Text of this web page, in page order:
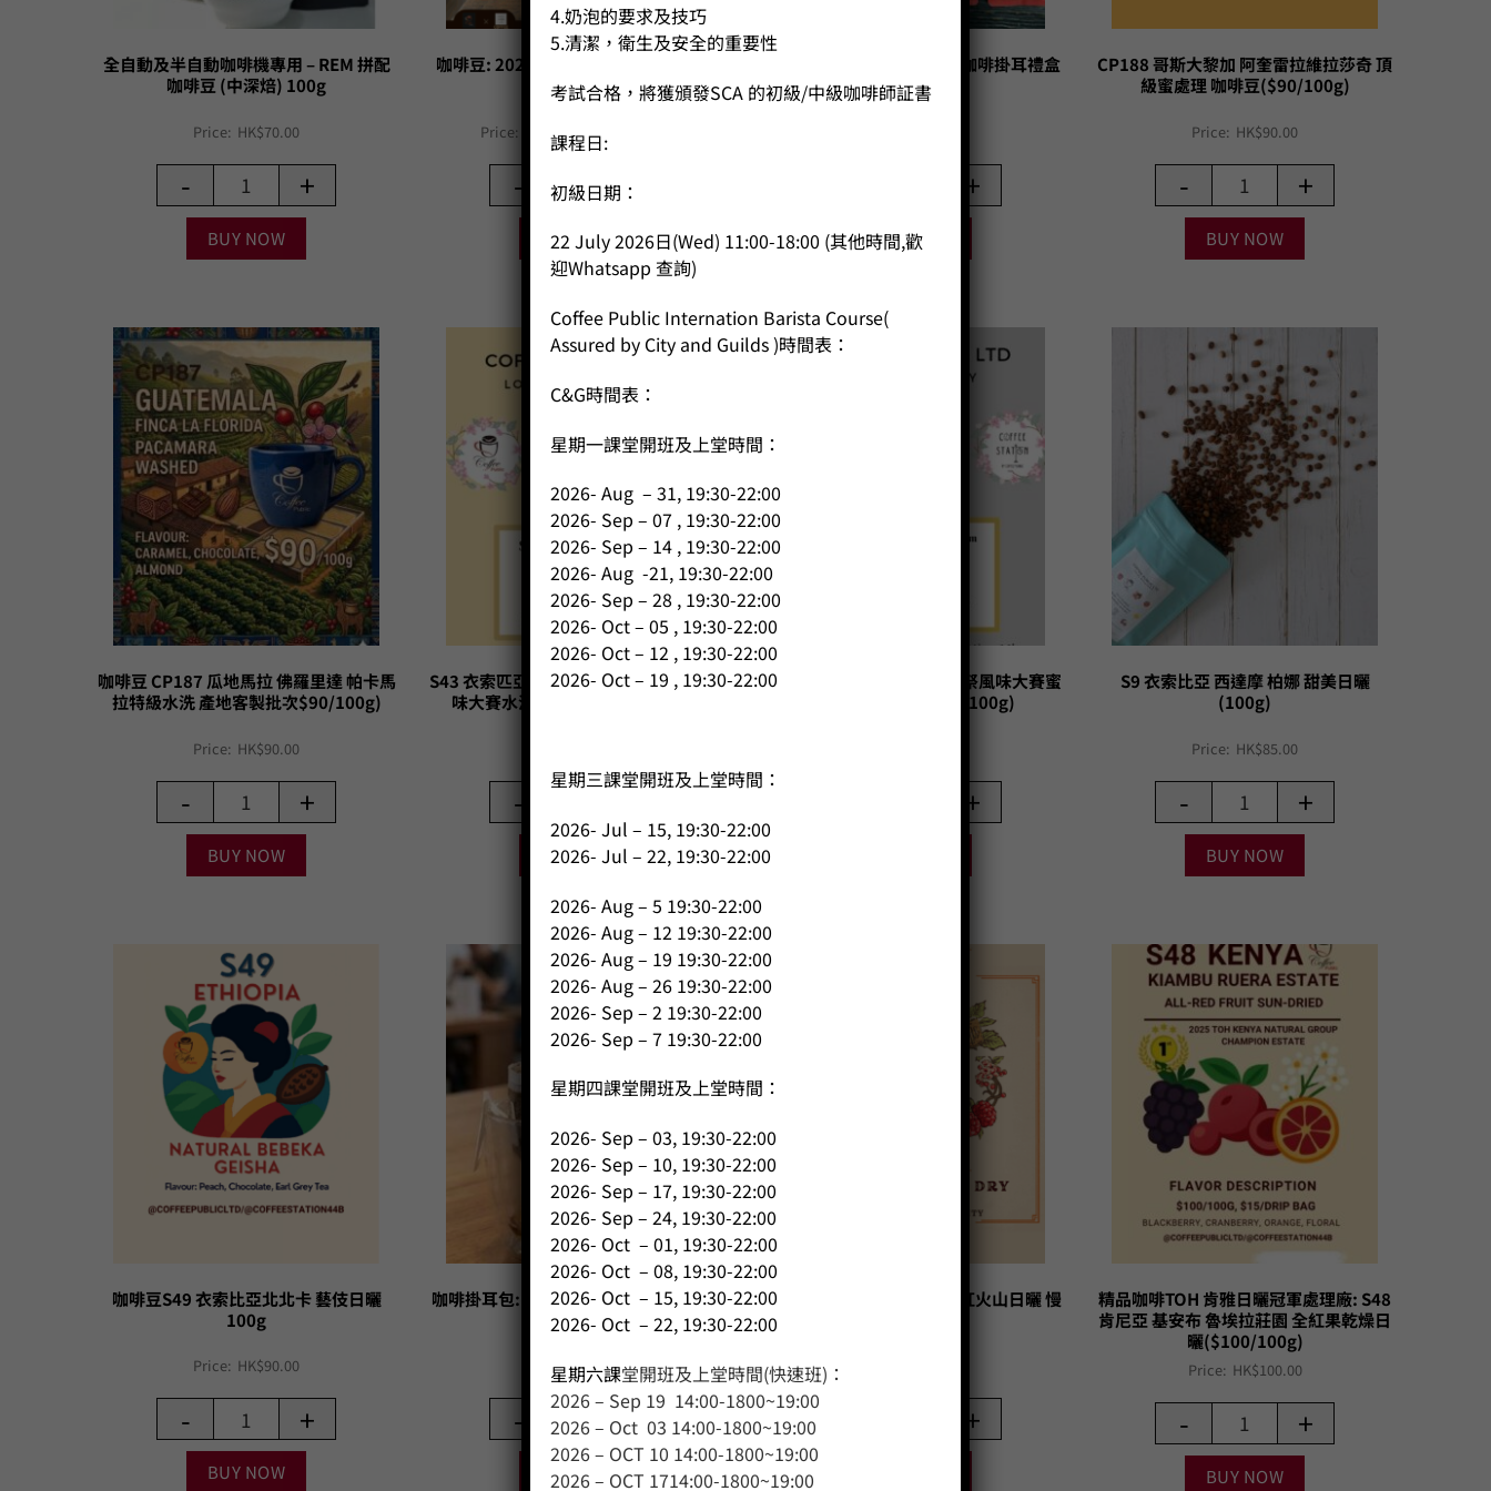
全自動及半自動咖啡機專用 – REM 拼配
咖啡豆 (中深焙) 100g
Price: HK$70.00
- +
BUY NOW
咖啡豆: 2026 限時TOH組合冠亞軍皇牌
優惠
Price: 230.00–
- +
BUY NOW
Coffee Public 馬年行大運咖啡掛耳禮盒
+
BUY NOW
CP188 哥斯大黎加 阿奎雷拉維拉莎奇 頂
級蜜處理 咖啡豆($90/100g)
Price: HK$90.00
- +
BUY NOW
咖啡豆 CP187 瓜地馬拉 佛羅里達 帕卡馬
拉特級水洗 產地客製批次$90/100g)
Price: HK$90.00
- +
BUY NOW
S43 衣索匹亞罕貝拉可如蜜非洲收穫祭風
味大賽水洗組第一名咖啡豆 (100g)
- +
BUY NOW
S44 衣索匹亞吉馬非洲收穫祭風味大賽蜜
處理組第二名咖啡豆 (100g)
+
S9 衣索比亞 西達摩 柏娜 甜美日曬
(100g)
Price: HK$85.00
- +
BUY NOW
咖啡豆S49 衣索比亞北北卡 藝伎日曬
100g
Price: HK$90.00
- +
BUY NOW
咖啡掛耳包: S49 衣索比亞北北卡 藝伎日
曬
Price: HK$105.00
- +
BUY NOW
咖啡豆 CP189 肯亞吉安布 紅火山日曬 慢
+
精品咖啡TOH 肯雅日曬冠軍處理廠: S48
肯尼亞 基安布 魯埃拉莊園 全紅果乾燥日
曬($100/100g)
Price: HK$100.00
- +
BUY NOW
4.奶泡的要求及技巧
5.清潔，衛生及安全的重要性
考試合格，將獲頒發SCA 的初級/中級咖啡師証書
課程日:
初級日期：
22 July 2026日(Wed) 11:00-18:00 (其他時間,歡
迎Whatsapp 查詢)
Coffee Public Internation Barista Course(
Assured by City and Guilds )時間表：
C&G時間表：
星期一課堂開班及上堂時間：
2026- Aug – 31, 19:30-22:00
2026- Sep – 07 , 19:30-22:00
2026- Sep – 14 , 19:30-22:00
2026- Aug -21, 19:30-22:00
2026- Sep – 28 , 19:30-22:00
2026- Oct – 05 , 19:30-22:00
2026- Oct – 12 , 19:30-22:00
2026- Oct – 19 , 19:30-22:00
星期三課堂開班及上堂時間：
2026- Jul – 15, 19:30-22:00
2026- Jul – 22, 19:30-22:00
2026- Aug – 5 19:30-22:00
2026- Aug – 12 19:30-22:00
2026- Aug – 19 19:30-22:00
2026- Aug – 26 19:30-22:00
2026- Sep – 2 19:30-22:00
2026- Sep – 7 19:30-22:00
星期四課堂開班及上堂時間：
2026- Sep – 03, 19:30-22:00
2026- Sep – 10, 19:30-22:00
2026- Sep – 17, 19:30-22:00
2026- Sep – 24, 19:30-22:00
2026- Oct – 01, 19:30-22:00
2026- Oct – 08, 19:30-22:00
2026- Oct – 15, 19:30-22:00
2026- Oct – 22, 19:30-22:00
星期六課堂開班及上堂時間(快速班)：
2026 – Sep 19 14:00-1800~19:00
2026 – Oct 03 14:00-1800~19:00
2026 – OCT 10 14:00-1800~19:00
2026 – OCT 1714:00-1800~19:00